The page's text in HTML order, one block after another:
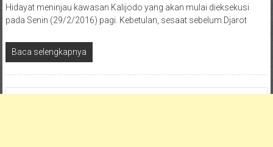
Hidayat meninjau kawasan Kalijodo yang akan mulai dieksekusi
pada Senin (29/2/2016) pagi. Kebetulan, sesaat sebelum Djarot
Baca selengkapnya